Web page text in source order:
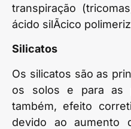
transpiração
ácido silÃ­cico
Silicatos
Os silicatos são as
os solos e para as
também, efeito
devido ao aumento